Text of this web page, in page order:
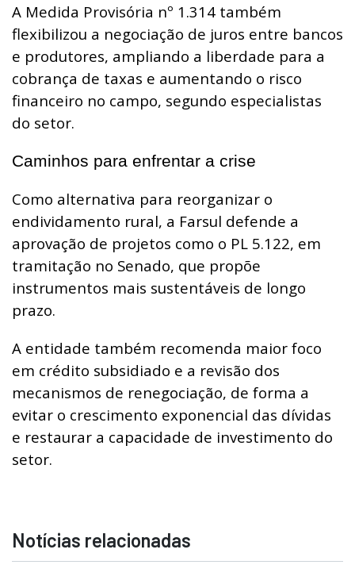
A Medida Provisória nº 1.314 também
flexibilizou a negociação de juros entre bancos
e produtores, ampliando a liberdade para a
cobrança de taxas e aumentando o risco
financeiro no campo, segundo especialistas
do setor.
Caminhos para enfrentar a crise
Como alternativa para reorganizar o
endividamento rural, a Farsul defende a
aprovação de projetos como o PL 5.122, em
tramitação no Senado, que propõe
instrumentos mais sustentáveis de longo
prazo.
A entidade também recomenda maior foco
em crédito subsidiado e a revisão dos
mecanismos de renegociação, de forma a
evitar o crescimento exponencial das dívidas
e restaurar a capacidade de investimento do
setor.
Notícias relacionadas